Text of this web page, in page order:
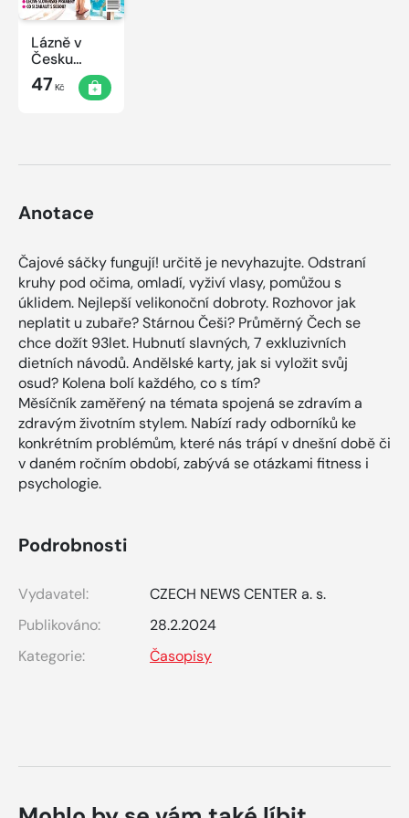
Lázně v
Česku
2020
47 Kč
Anotace
Čajové sáčky fungují! určitě je nevyhazujte. Odstraní
kruhy pod očima, omladí, vyživí vlasy, pomůžou s
úklidem. Nejlepší velikonoční dobroty. Rozhovor jak
neplatit u zubaře? Stárnou Češi? Průměrný Čech se
chce dožít 93let. Hubnutí slavných, 7 exkluzivních
dietních návodů. Andělské karty, jak si vyložit svůj
osud? Kolena bolí každého, co s tím?
Měsíčník zaměřený na témata spojená se zdravím a
zdravým životním stylem. Nabízí rady odborníků ke
konkrétním problémům, které nás trápí v dnešní době či
v daném ročním období, zabývá se otázkami fitness i
psychologie.
Podrobnosti
Vydavatel:
CZECH NEWS CENTER a. s.
Publikováno:
28.2.2024
Kategorie:
Časopisy